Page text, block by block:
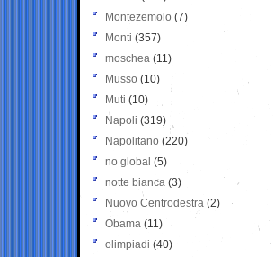
Montezemolo (7)
Monti (357)
moschea (11)
Musso (10)
Muti (10)
Napoli (319)
Napolitano (220)
no global (5)
notte bianca (3)
Nuovo Centrodestra (2)
Obama (11)
olimpiadi (40)